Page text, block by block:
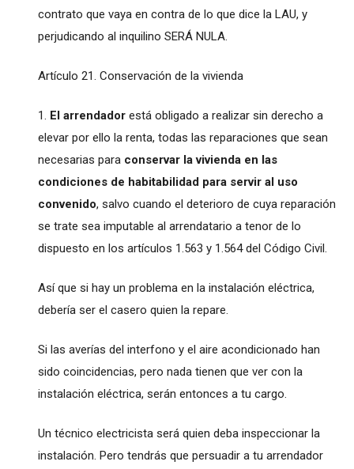
contrato que vaya en contra de lo que dice la LAU, y
perjudicando al inquilino SERÁ NULA.
Artículo 21. Conservación de la vivienda
1. El arrendadorestá obligado a realizar sin derecho a
elevar por ello la renta, todas las reparaciones que sean
necesarias para conservar la vivienda en las
condiciones de habitabilidad para servir al uso
convenido, salvo cuando el deterioro de cuya reparación
se trate sea imputable al arrendatario a tenor de lo
dispuesto en los artículos 1.563 y 1.564 del Código Civil.
Así que si hay un problema en la instalación eléctrica,
debería ser el casero quien la repare.
Si las averías del interfono y el aire acondicionado han
sido coincidencias, pero nada tienen que ver con la
instalación eléctrica, serán entonces a tu cargo.
Un técnico electricista será quien deba inspeccionar la
instalación. Pero tendrás que persuadir a tu arrendador